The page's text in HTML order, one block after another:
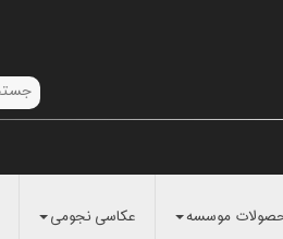
موسسه عکاسی نجومی